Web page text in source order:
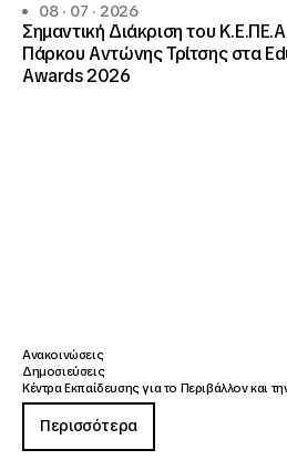
08 · 07 · 2026
Σημαντική Διάκριση του
Πάρκου Αντώνης Τρίτσης στα
Awards 2026
Ανακοινώσεις
Δημοσιεύσεις
Κέντρα Εκπαίδευσης για το Περιβάλλον και
Περισσότερα